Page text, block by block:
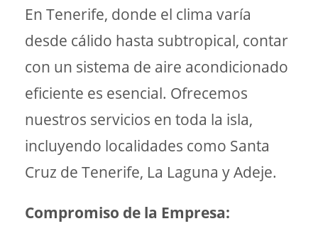
En Tenerife, donde el clima varía
desde cálido hasta subtropical, contar
con un sistema de aire acondicionado
eficiente es esencial. Ofrecemos
nuestros servicios en toda la isla,
incluyendo localidades como Santa
Cruz de Tenerife, La Laguna y Adeje.
Compromiso de la Empresa: